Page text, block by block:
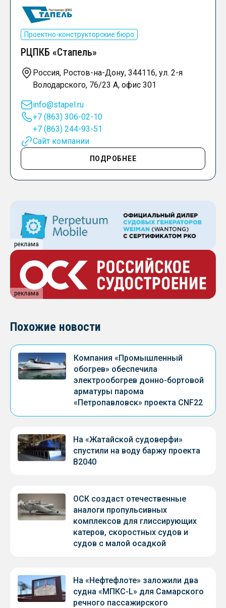
Проектно-конструкторские бюро
РЦПКБ «Стапель»
Россия, Ростов-на-Дону, 344116, ул. 2-я
Володарского, 76/23 А, офис 301
info@stapel.ru
+7 (863) 306-02-10
+7 (863) 244-93-51
Сайт компании
ПОДРОБНЕЕ
реклама
реклама
Похожие новости
Компания «Промышленный
обогрев» обеспечила
электрообогрев донно-бортовой
арматуры парома
«Петропавловск» проекта CNF22
На «Жатайской судоверфи»
спустили на воду баржу проекта
В2040
ОСК создаст отечественные
аналоги пропульсивных
комплексов для глиссирующих
катеров, скоростных судов и
судов с малой осадкой
На «Нефтефлоте» заложили два
судна «МПКС-L» для Самарского
речного пассажирского